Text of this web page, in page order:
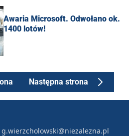
Awaria Microsoft. Odwołano ok.
1400 lotów!
Następna strona
g.wierzcholowski@niezalezna.pl